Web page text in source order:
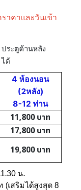
าคาและวันเข้า
ประตูด้านหลัง
ได้
4 ห้องนอน
(2หลัง)
8-12 ท่าน
11,800 บาท
17,800 บาท
19,800 บาท
น.
(เสริมได้สูงสุด 8